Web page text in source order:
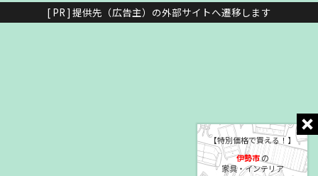
【特別価格で買える！】
伊勢市の
家具・インテリア
[ PR ] 提供先（広告主）の外部サイトへ遷移します